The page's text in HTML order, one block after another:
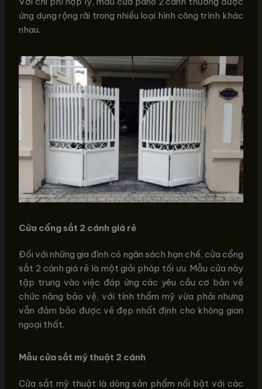
ứng dụng rộng rãi trong nhiều loại hình công trình khác
nhau.
Cửa cổng sắt 2 cánh giá rẻ
Đối với những gia đình có ngân sách hạn chế, cửa cổng
sắt 2 cánh giá rẻ là một giải pháp tối ưu. Mẫu cửa này
tập trung vào việc đáp ứng các yêu cầu cơ bản về
chức năng bảo vệ, với tính thẩm mỹ vừa phải nhưng
vẫn đảm bảo được vẻ đẹp nhất định cho không gian
ngoại thất.
Mẫu cửa sắt mỹ thuật 2 cánh
Cửa sắt mỹ thuật là dòng sản phẩm nổi bật với các